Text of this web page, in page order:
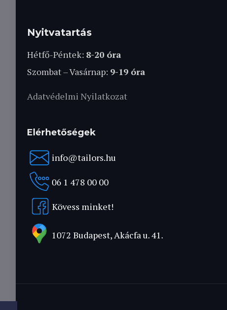
Nyitvatartás
Hétfő-Péntek: 8-20 óra
Szombat – Vasárnap: 9-19 óra
Adatvédelmi Nyilatkozat
Elérhetőségek
info@tailors.hu
06 1 478 00 00
Kövess minket!
1072 Budapest, Akácfa u. 41.